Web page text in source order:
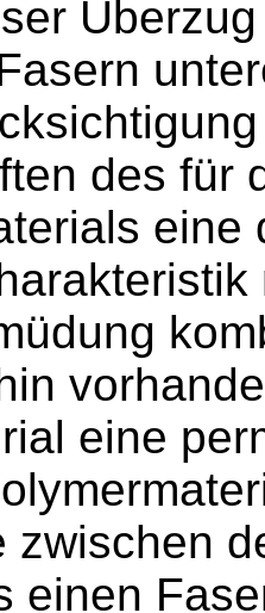
des für
eine
eine
zwischen
einen